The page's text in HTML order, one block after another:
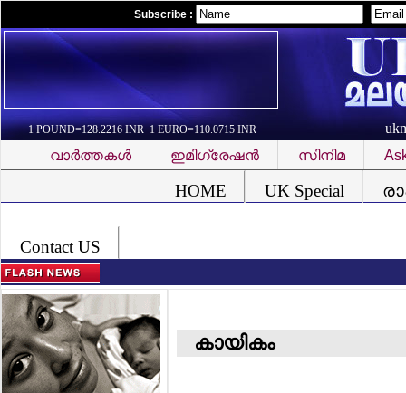
Subscribe :
1 POUND=128.2216 INR 1 EURO=110.0715 INR
വാര്‍ത്തകള്‍
ഇമിഗ്രേഷന്‍ സിനിമ
HOME UK Special
Contact US
കായികം